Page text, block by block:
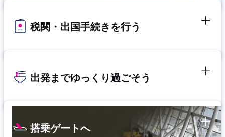
税関・出国手続きを行う
出発までゆっくり過ごそう​
搭乗ゲートへ